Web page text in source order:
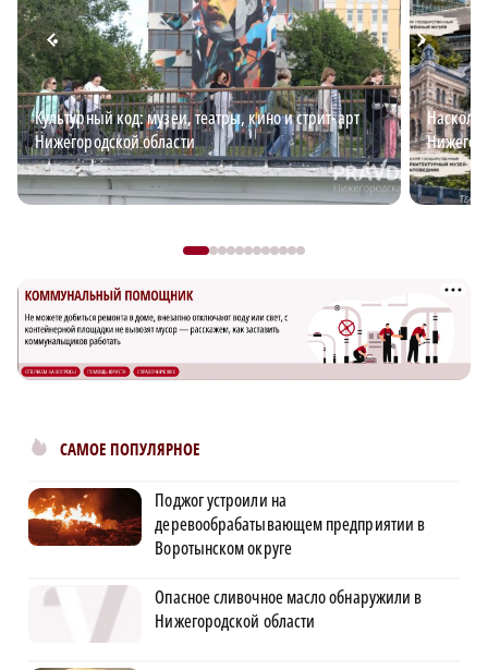
Культурный код: музеи, театры, кино и стрит-арт
Нижегородской области
САМОЕ ПОПУЛЯРНОЕ
Поджог устроили на
деревообрабатывающем предприятии в
Воротынском округе
Опасное сливочное масло обнаружили в
Нижегородской области